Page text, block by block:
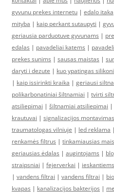
gyvunu prekes internetu | edalo itaka
mityba | kaip perkant sutaupyti |
geriausia parduotuve gyvunams |
edalas | pavadeliai katems |
prekes sunims | sausas maistas |
daryti i dezute | kuo ypatingas
| kaip issirinkti kraika | geriausi
polikarbonatiniai šiltnamiai | tvirti
atsiliepimai | šiltnamiai atsiliepimai |
krautuvai | signalizacijos montavimas
traumatologas vilniuje | led reklama |
renkamės filtrus | tinkamiausias
geriausias ėdalas | augintojams |
straipsniai | fejerverkai |
| vandens filtrai | vandens filtrai |
kvapas | kanalizacijos bakterijos |